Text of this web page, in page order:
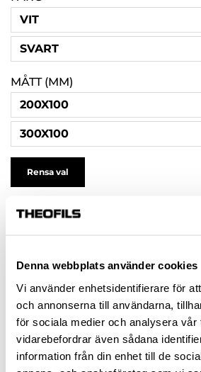
Denna webbplats använder cookies
Vi använder enhetsidentifierare för
och annonserna till användarna,
för sociala medier och analysera vår
vidarebefordrar även sådana
information från din enhet till de
VIT
SVART
MÅTT (MM)
200X100
300X100
Rensa val
211,25 kr
st
KÖP
Jönköping huvudlager Finns